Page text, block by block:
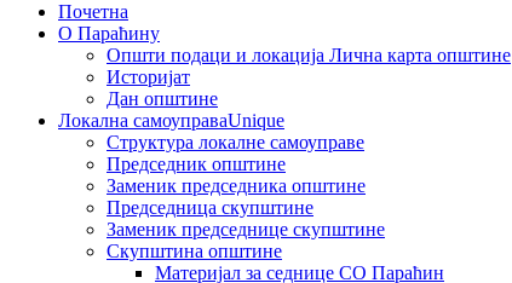
Почетна
О Параћину
Општи подаци и локација Лична карта општине
Историјат
Дан општине
Локална самоуправаUnique
Структура локалне самоуправе
Председник општине
Заменик председника општине
Председница скупштине
Заменик председнице скупштине
Скупштина општине
Материјал за седнице СО Параћин